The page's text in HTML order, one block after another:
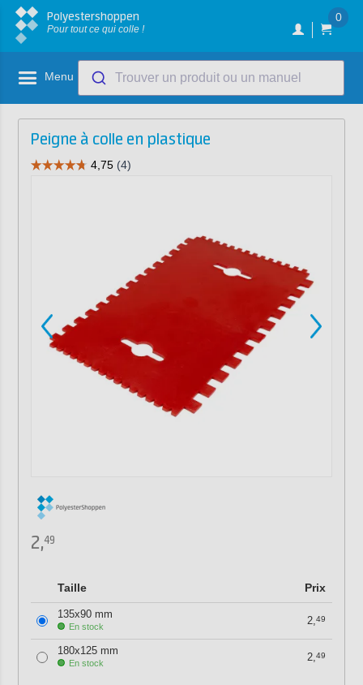
Polyestershoppen
Pour tout ce qui colle !
0
Menu Trouver un produit ou un manuel
Peigne à colle en plastique
2,49
Taille Prix
135x90 mm
En stock 2,49
180x125 mm
En stock 2,49